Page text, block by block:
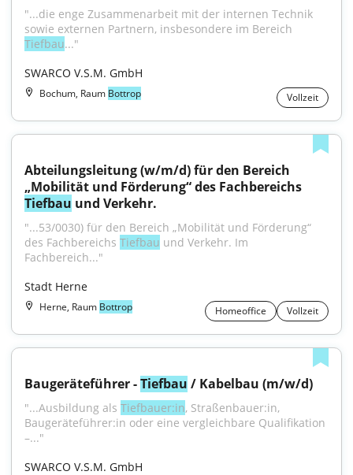
"...die enge Zusammenarbeit mit der internen Technik
Tiefbau..."
SWARCO V.S.M. GmbH
Bochum, Raum Bottrop Vollzeit
Abteilungsleitung (w/m/d) für den Bereich
Tiefbau und Verkehr.
"...53/0030) für den Bereich „Mobilität und Förderung“
des Fachbereichs Tiefbau und Verkehr. Im
Fachbereich..."
Stadt Herne
Herne, Raum Bottrop Homeoffice Vollzeit
Baugeräteführer - Tiefbau / Kabelbau (m/w/d)
"...Ausbildung als Tiefbauer:in, Straßenbauer:in,
Baugeräteführer:in oder eine vergleichbare Qualifikation
–..."
SWARCO V.S.M. GmbH